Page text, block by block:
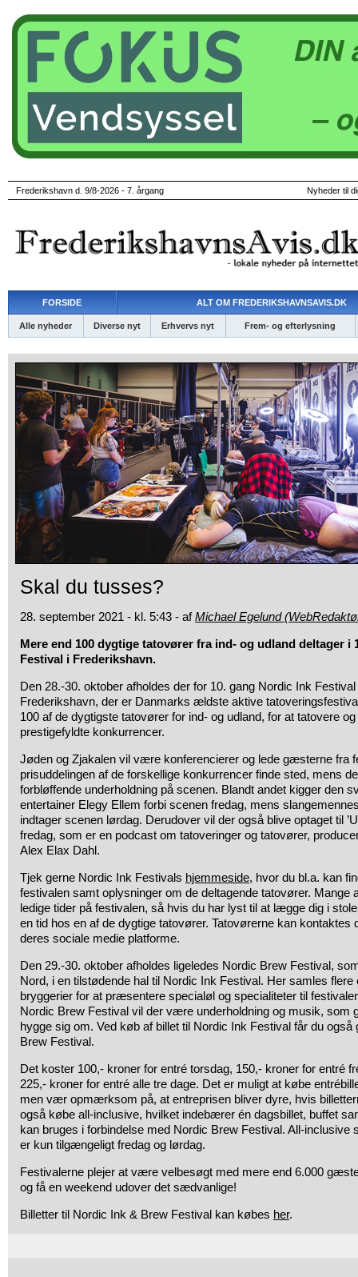
Frederikshavn d. 9/8-2026 - 7. årgang Nyheder til
FORSIDE ALT OM FREDERIKSHAVNSAVIS.DK
Alle nyheder Diverse nyt Erhvervs nyt Frem- og efterlysning
Skal du tusses?
28. september 2021 - kl. 5:43 - afMichael Egelund
Mere end 100 dygtige tatovører fra ind- og udland deltager i
Festival i Frederikshavn.
Den 28.-30. oktober afholdes der for 10. gang Nordic Ink
Frederikshavn, der er Danmarks ældste aktive
100 af de dygtigste tatovører for ind- og udland, for at tatovere
prestigefyldte konkurrencer.
Jøden og Zjakalen vil være konferencierer og lede gæsterne fra
prisuddelingen af de forskellige konkurrencer finde sted, mens
forbløffende underholdning på scenen. Blandt andet kigger den
entertainer Elegy Ellem forbi scenen fredag, mens
indtager scenen lørdag. Derudover vil der også blive optaget til
fredag, som er en podcast om tatoveringer og tatovører,
Alex Elax Dahl.
Tjek gerne Nordic Ink Festivals hjemmeside, hvor du bl.a. kan
festivalen samt oplysninger om de deltagende tatovører. Mange
ledige tider på festivalen, så hvis du har lyst til at lægge dig i
en tid hos en af de dygtige tatovører. Tatovørerne kan kontaktes
deres sociale medie platforme.
Den 29.-30. oktober afholdes ligeledes Nordic Brew Festival,
Nord, i en tilstødende hal til Nordic Ink Festival. Her samles flere
bryggerier for at præsentere specialøl og specialiteter til
Nordic Brew Festival vil der være underholdning og musik, som
hygge sig om. Ved køb af billet til Nordic Ink Festival får du også
Brew Festival.
Det koster 100,- kroner for entré torsdag, 150,- kroner for entré
225,- kroner for entré alle tre dage. Det er muligt at købe
men vær opmærksom på, at entreprisen bliver dyre, hvis
også købe all-inclusive, hvilket indebærer én dagsbillet, buffet
kan bruges i forbindelse med Nordic Brew Festival. All-inclusive
er kun tilgængeligt fredag og lørdag.
Festivalerne plejer at være velbesøgt med mere end 6.000
og få en weekend udover det sædvanlige!
Billetter til Nordic Ink & Brew Festival kan købes her.